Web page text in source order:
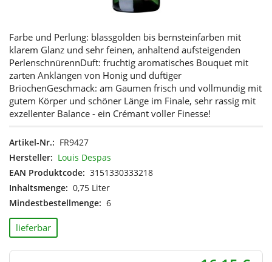
Farbe und Perlung: blassgolden bis bernsteinfarben mit
klarem Glanz und sehr feinen, anhaltend aufsteigenden
PerlenschnürennDuft: fruchtig aromatisches Bouquet mit
zarten Anklängen von Honig und duftiger
BriochenGeschmack: am Gaumen frisch und vollmundig mit
gutem Körper und schöner Länge im Finale, sehr rassig mit
exzellenter Balance - ein Crémant voller Finesse!
Artikel-Nr.: FR9427
Hersteller: Louis Despas
EAN Produktcode: 3151330333218
Inhaltsmenge: 0,75 Liter
Mindestbestellmenge: 6
lieferbar